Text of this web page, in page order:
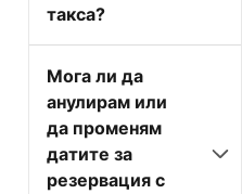
такса?
Мога ли да
анулирам или
да променям
датите за
резервация с